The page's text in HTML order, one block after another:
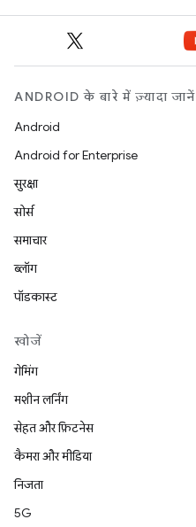
ANDROID के बारे में ज़्यादा जानें
Android
Android for Enterprise
सुरक्षा
सोर्स
समाचार
ब्लॉग
पॉडकास्ट
खोजें
गेमिंग
मशीन लर्निंग
सेहत और फ़िटनेस
कैमरा और मीडिया
निजता
5G